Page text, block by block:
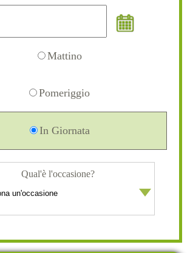
Mattino
Pomeriggio
In Giornata
Qual'è l'occasione?